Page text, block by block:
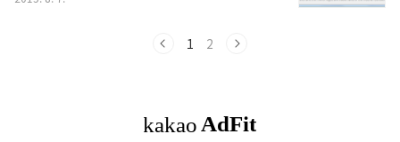
컴퓨터에 저장된 파일을 읽거나 다운로드 받을 수
명영향 받는 버전해결 버전Firefox39.0.2 이전버
클릭 후 “Firefox 정보” 선택 o Firefox 정보 창이
열리면 자동으로 업데이트를 확인하고 새버전 다운
1 2